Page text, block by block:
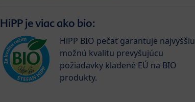
HiPP je viac ako bio:
HiPP BIO pečať garantuje najvyššiu
možnú kvalitu prevyšujúcu
požiadavky kladené EÚ na BIO
produkty.